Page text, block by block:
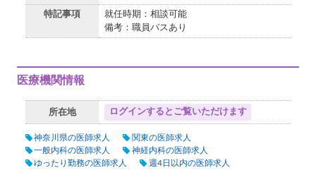
特記事項
就任時期：相談可能
備考：職員バスあり
医療機関情報
所在地 ログインするとご覧いただけます
神奈川県の医師求人
関東の医師求人
一般内科の医師求人
神経内科の医師求人
ゆったり勤務の医師求人
週4日以内の医師求人